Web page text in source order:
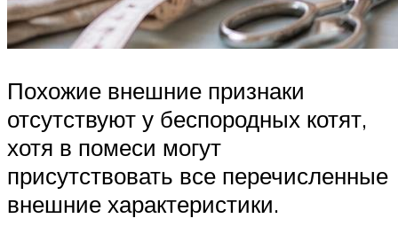
Похожие внешние признаки
отсутствуют у беспородных котят,
хотя в помеси могут
присутствовать все перечисленные
внешние характеристики.